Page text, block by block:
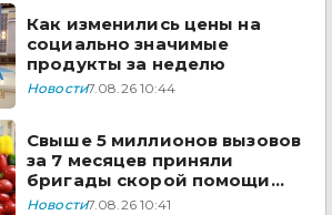
Как изменились цены на
социально значимые
продукты за неделю
Новости7.08.26 10:44
Свыше 5 миллионов вызовов
за 7 месяцев приняли
бригады скорой помощи
Казахстана
Новости7.08.26 10:41